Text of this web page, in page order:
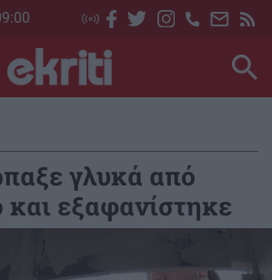
γλυκά από
και εξαφανίστηκε